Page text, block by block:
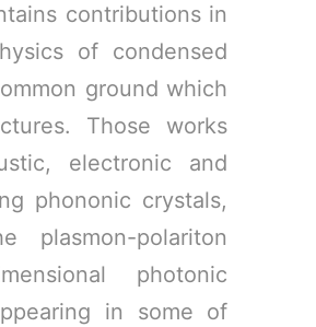
contributions in
of condensed
ground which
Those works
electronic and
phononic crystals,
plasmon-polariton
photonic
in some of